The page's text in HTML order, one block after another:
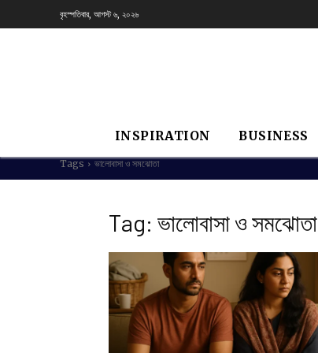
বৃহস্পতিবার, আগস্ট ৬, ২০২৬
INSPIRATION BUSINESS
Tags ভালোবাসা ও সমঝোতা
Tag: ভালোবাসা ও সমঝোতা